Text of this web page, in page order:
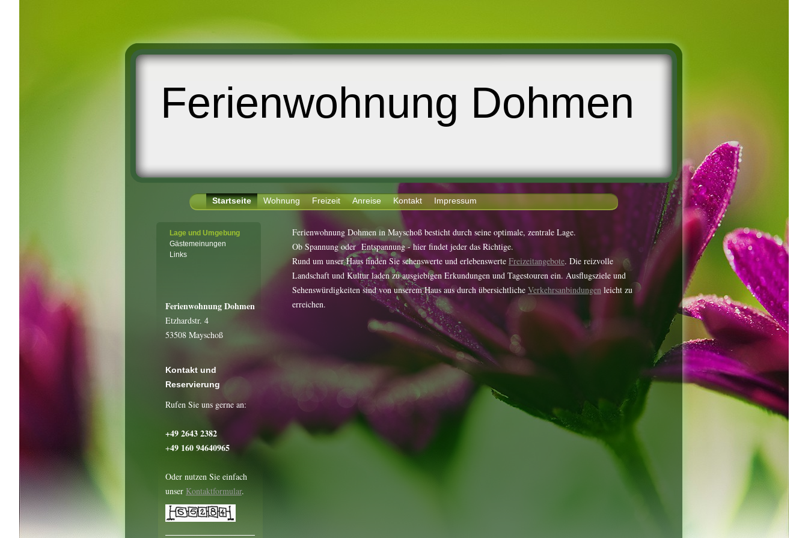
Ferienwohnung Dohmen
Startseite Wohnung Freizeit Anreise Kontakt Impressum
Ferienwohnung Dohmen in Mayschoß besticht durch seine optimale, zentrale Lage.
Ob Spannung oder Entspannung - hier findet jeder das Richtige.
Rund um unser Haus finden Sie sehenswerte und erlebenswerte Freizeitangebote. Die reizvolle
Landschaft und Kultur laden zu ausgiebigen Erkundungen und Tagestouren ein. Ausflugsziele und
Sehenswürdigkeiten sind von unserem Haus aus durch übersichtliche Verkehrsanbindungen leicht zu
erreichen.
Lage und Umgebung
Gästemeinungen
Links
Ferienwohnung Dohmen
Etzhardstr. 4
53508 Mayschoß
Kontakt und
Reservierung
Rufen Sie uns gerne an:
+49 2643 2382
+49 160 94640965
Oder nutzen Sie einfach
unser Kontaktformular.